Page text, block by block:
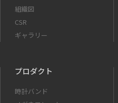
組織図
CSR
ギャラリー
プロダクト
時計バンド